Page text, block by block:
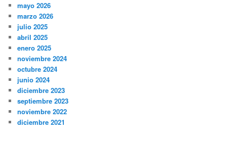
mayo 2026
marzo 2026
julio 2025
abril 2025
enero 2025
noviembre 2024
octubre 2024
junio 2024
diciembre 2023
septiembre 2023
noviembre 2022
diciembre 2021